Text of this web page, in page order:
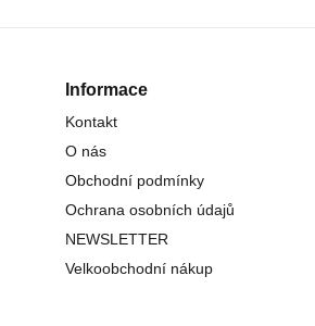
Informace
Kontakt
O nás
Obchodní podmínky
Ochrana osobních údajů
NEWSLETTER
Velkoobchodní nákup